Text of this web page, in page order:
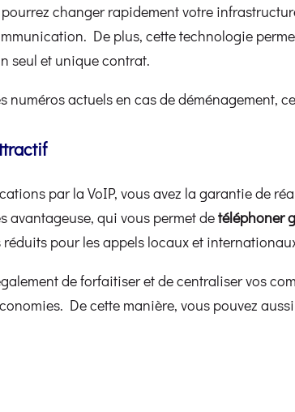
pourrez changer rapidement votre
De plus, cette technologie
seul et unique contrat.
numéros actuels en cas de déménagement,
par la VoIP, vous avez la garantie de
avantageuse, qui vous permet detéléphoner
pour les appels locaux et
de forfaitiser et de centraliser vos
De cette manière, vous pouvez